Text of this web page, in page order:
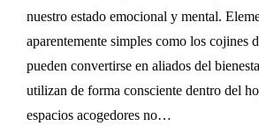
nuestro estado emocional y mental.
aparentemente simples como los cojines
pueden convertirse en aliados del
utilizan de forma consciente dentro del
espacios acogedores no…